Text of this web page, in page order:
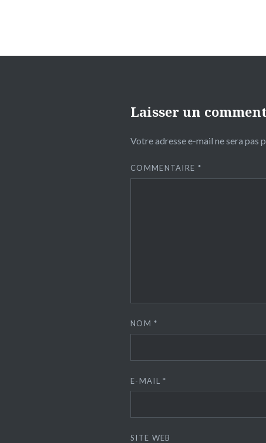
Laisser un
Votre adresse e-mail ne sera pas
COMMENTAIRE *
NOM*
E-MAIL*
SITE WEB